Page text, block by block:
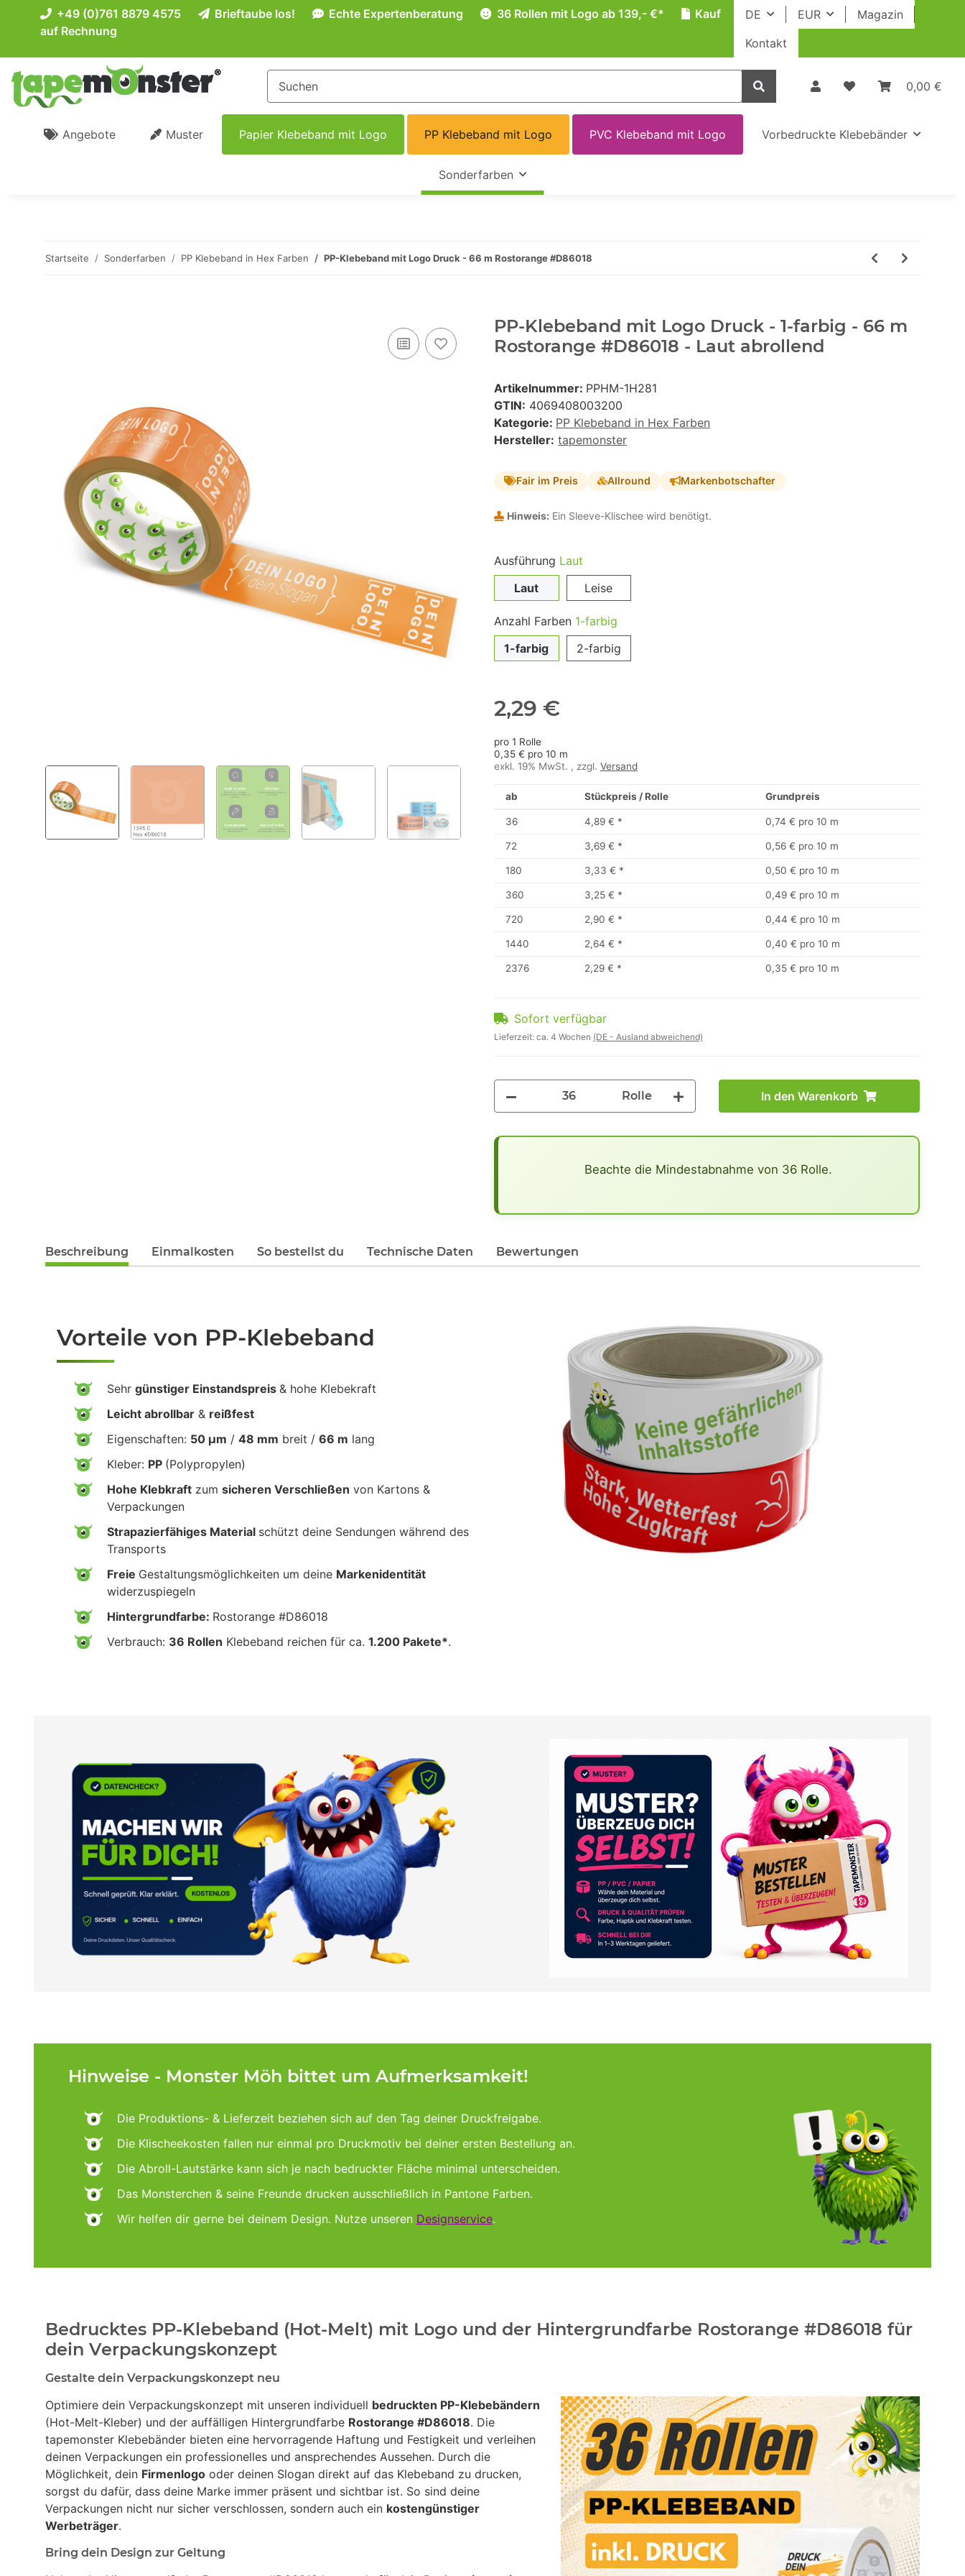
DE EUR
Magazin
Kontakt
+49 (0)761 8879 4575 Brieftaube los! Echte Expertenberatung 36 Rollen mit Logo ab 139,- €*
Kauf
auf Rechnung
0,00 €
Angebote Muster Papier Klebeband mit Logo PP Klebeband mit Logo PVC Klebeband mit Logo Vorbedruckte Klebebänder
Sonderfarben
Startseite Sonderfarben PP Klebeband in Hex Farben PP-Klebeband mit Logo Druck - 66 m Rostorange #D86018
PP-Klebeband mit Logo Druck - 1-farbig - 66 m
Rostorange #D86018 - Laut abrollend
Artikelnummer: PPHM-1H281
GTIN: 4069408003200
Kategorie: PP Klebeband in Hex Farben
Hersteller: tapemonster
Fair im Preis Allround Markenbotschafter
Hinweis: Ein Sleeve-Klischee wird benötigt.
Ausführung Laut
Laut
Leise
Anzahl Farben 1-farbig
1-farbig
2-farbig
2,29 €
pro 1 Rolle
0,35 € pro 10 m
exkl. 19% MwSt. , zzgl. Versand
ab Stückpreis / Rolle Grundpreis
36 4,89 € * 0,74 € pro 10 m
72 3,69 € * 0,56 € pro 10 m
180 3,33 € * 0,50 € pro 10 m
360 3,25 € * 0,49 € pro 10 m
720 2,90 € * 0,44 € pro 10 m
1440 2,64 € * 0,40 € pro 10 m
2376 2,29 € * 0,35 € pro 10 m
Sofort verfügbar
Lieferzeit: ca. 4 Wochen (DE - Ausland abweichend)
Rolle In den Warenkorb
Beachte die Mindestabnahme von 36 Rolle.
Beschreibung Einmalkosten So bestellst du Technische Daten Bewertungen
Vorteile von PP-Klebeband
Sehr günstiger Einstandspreis & hohe Klebekraft
Leicht abrollbar & reißfest
Eigenschaften: 50 µm / 48 mm breit / 66 m lang
Kleber: PP (Polypropylen)
Hohe Klebkraft zum sicheren Verschließen von Kartons &
Verpackungen
Strapazierfähiges Material schützt deine Sendungen während des
Transports
Freie Gestaltungsmöglichkeiten um deine Markenidentität
widerzuspiegeln
Hintergrundfarbe: Rostorange #D86018
Verbrauch: 36 Rollen Klebeband reichen für ca. 1.200 Pakete*.
Hinweise - Monster Möh bittet um Aufmerksamkeit!
Die Produktions- & Lieferzeit beziehen sich auf den Tag deiner Druckfreigabe.
Die Klischeekosten fallen nur einmal pro Druckmotiv bei deiner ersten Bestellung an.
Die Abroll-Lautstärke kann sich je nach bedruckter Fläche minimal unterscheiden.
Das Monsterchen & seine Freunde drucken ausschließlich in Pantone Farben.
Wir helfen dir gerne bei deinem Design. Nutze unseren Designservice.
Bedrucktes PP-Klebeband (Hot-Melt) mit Logo und der Hintergrundfarbe Rostorange #D86018 für
dein Verpackungskonzept
Gestalte dein Verpackungskonzept neu
Optimiere dein Verpackungskonzept mit unseren individuell bedruckten PP-Klebebändern
(Hot-Melt-Kleber) und der auffälligen Hintergrundfarbe Rostorange #D86018. Die
tapemonster Klebebänder bieten eine hervorragende Haftung und Festigkeit und verleihen
deinen Verpackungen ein professionelles und ansprechendes Aussehen. Durch die
Möglichkeit, dein Firmenlogo oder deinen Slogan direkt auf das Klebeband zu drucken,
sorgst du dafür, dass deine Marke immer präsent und sichtbar ist. So sind deine
Verpackungen nicht nur sicher verschlossen, sondern auch ein kostengünstiger
Werbeträger.
Bring dein Design zur Geltung